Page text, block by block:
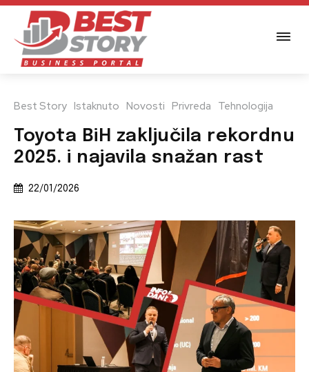
Best Story Istaknuto Novosti Privreda Tehnologija
Toyota BiH zaključila rekordnu
2025. i najavila snažan rast
22/01/2026